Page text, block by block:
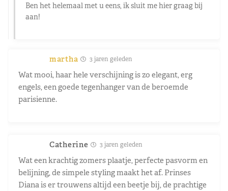
Ben het helemaal met u eens, ik sluit me hier graag bij
aan!
martha 3 jaren geleden
Wat mooi, haar hele verschijning is zo elegant, erg
engels, een goede tegenhanger van de beroemde
parisienne.
Catherine 3 jaren geleden
Wat een krachtig zomers plaatje, perfecte pasvorm en
belijning, de simpele styling maakt het af. Prinses
Diana is er trouwens altijd een beetje bij, de prachtige